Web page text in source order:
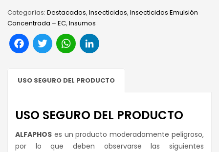
Categorías: Destacados, Insecticidas, Insecticidas Emulsión
Concentrada – EC, Insumos
Facebook
TwitterWhatsApp
USO SEGURO DEL PRODUCTO
USO SEGURO DEL PRODUCTO
ALFAPHOS es un producto moderadamente peligroso,
por lo que deben observarse las siguientes